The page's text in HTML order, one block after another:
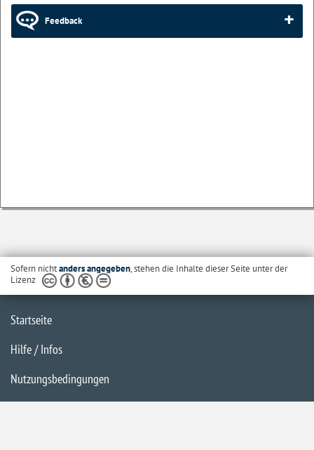
Feedback
Sofern nichtanders angegeben, stehen die Inhalte dieser Seite unter der
Lizenz
Startseite
Hilfe / Infos
Nutzungsbedingungen